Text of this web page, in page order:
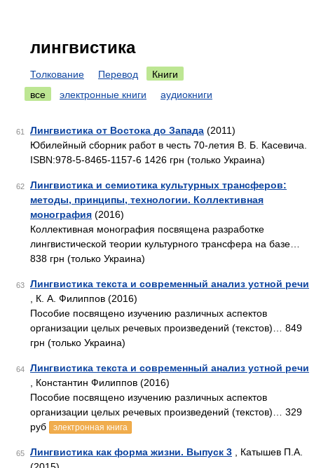
лингвистика
Толкование Перевод
Книги
все
электронные книги аудиокниги
61 Лингвистика от Востока до Запада (2011)
Юбилейный сборник работ в честь 70-летия В. Б. Касевича.
ISBN:978-5-8465-1157-6 1426 грн (только Украина)
62
Лингвистика и семиотика культурных трансферов:
методы, принципы, технологии. Коллективная
монография (2016)
Коллективная монография посвящена разработке
лингвистической теории культурного трансфера на базе…
838 грн (только Украина)
63
Лингвистика текста и современный анализ устной речи
, К. А. Филиппов (2016)
Пособие посвящено изучению различных аспектов
организации целых речевых произведений (текстов)… 849
грн (только Украина)
64
Лингвистика текста и современный анализ устной речи
, Константин Филиппов (2016)
Пособие посвящено изучению различных аспектов
организации целых речевых произведений (текстов)… 329
руб
электронная книга
65 Лингвистика как форма жизни. Выпуск 3 , Катышев П.А.